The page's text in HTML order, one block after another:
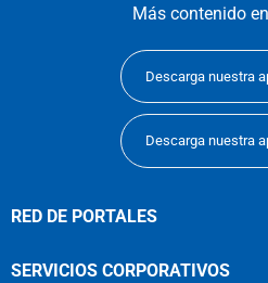
Más contenido en
Descarga nuestra
Descarga nuestra
RED DE PORTALES
SERVICIOS CORPORATIVOS